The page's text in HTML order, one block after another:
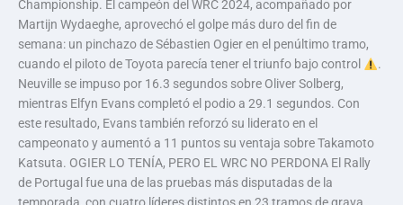
Championship. El campeón del WRC 2024, acompañado por
Martijn Wydaeghe, aprovechó el golpe más duro del fin de
semana: un pinchazo de Sébastien Ogier en el penúltimo tramo,
cuando el piloto de Toyota parecía tener el triunfo bajo control
.
Neuville se impuso por 16.3 segundos sobre Oliver Solberg,
mientras Elfyn Evans completó el podio a 29.1 segundos. Con
este resultado, Evans también reforzó su liderato en el
campeonato y aumentó a 11 puntos su ventaja sobre Takamoto
Katsuta. OGIER LO TENÍA, PERO EL WRC NO PERDONA El Rally
de Portugal fue una de las pruebas más disputadas de la